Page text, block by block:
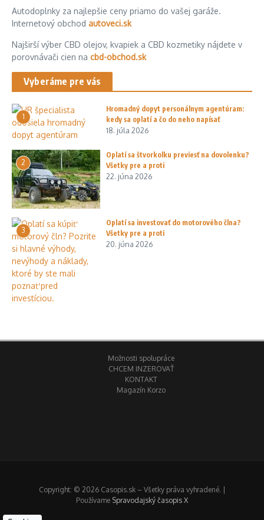
Autodoplnky za najlepšie ceny priamo do vašej garáže.
Internetový obchod autoveci.sk
Najširší výber CBD olejov, kvapiek a CBD kozmetiky nájdete v
porovnávači cien na cbd-obchod.sk
Vyberáme pre vás
1
Hromadný dopyt personálnym agentúram:
kedy sa oplatí a čo do neho napísať
18. júla 2026
2
Oplatí sa štvorkolku previesť na dovolenku?
Všetky pre a proti
22. júna 2026
3
Oplatí sa investovať do motorového člna?
Všetky pre a proti
20. júna 2026
Možnosti spolupráce
CHCEM INZEROVAŤ
KONTAKT
Magazín Korzo
Copyright: © 2026 Casopis.sk – Všetky práva vyhradené. |
Používame Spravodajský časopis X